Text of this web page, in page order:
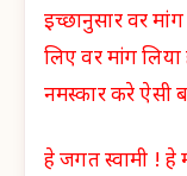
इच्छानुसार वर
लिए वर मांग
नमस्कार करे ऐसी
हे जगत स्वामी !